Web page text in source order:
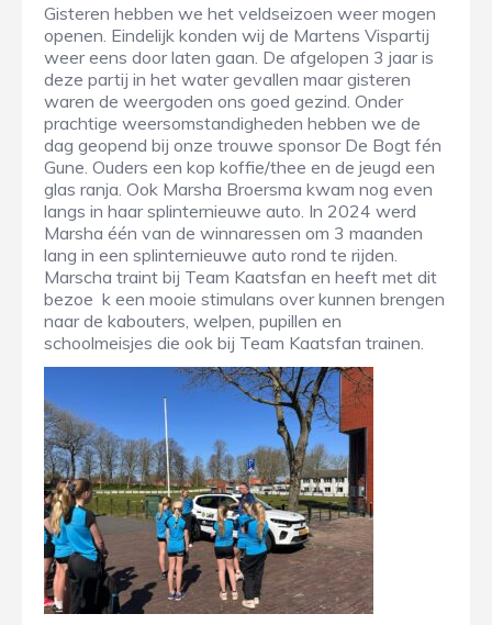
Gisteren hebben we het veldseizoen weer mogen
openen. Eindelijk konden wij de Martens Vispartij
weer eens door laten gaan. De afgelopen 3 jaar is
deze partij in het water gevallen maar gisteren
waren de weergoden ons goed gezind. Onder
prachtige weersomstandigheden hebben we de
dag geopend bij onze trouwe sponsor De Bogt fén
Gune. Ouders een kop koffie/thee en de jeugd een
glas ranja. Ook Marsha Broersma kwam nog even
langs in haar splinternieuwe auto. In 2024 werd
Marsha één van de winnaressen om 3 maanden
lang in een splinternieuwe auto rond te rijden.
Marscha traint bij Team Kaatsfan en heeft met dit
bezoe k een mooie stimulans over kunnen brengen
naar de kabouters, welpen, pupillen en
schoolmeisjes die ook bij Team Kaatsfan trainen.